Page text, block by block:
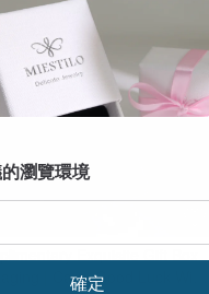
Exquisite Gift Box
| Carry Good Luck With
瀏覽環境
確定